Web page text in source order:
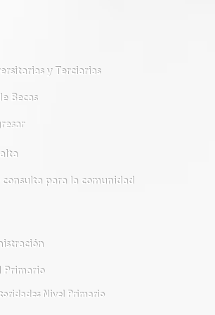
y Terciarias
Becas
para la comunidad
Primario
Nivel Primario